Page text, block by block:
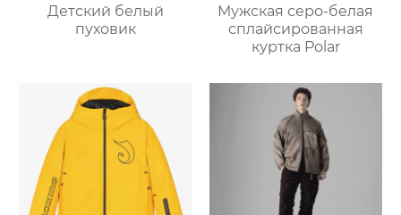
Детский белый
пуховик
Мужская серо-белая
сплайсированная
куртка Polar